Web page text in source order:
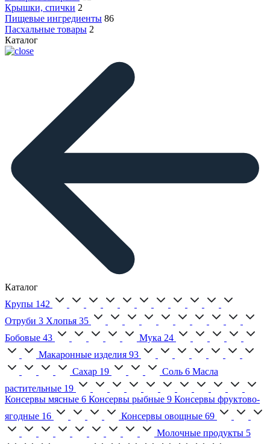
Крышки, спички 2
Пищевые ингредиенты 86
Пасхальные товары 2
Каталог
Каталог
Крупы 142
Отруби 3 Хлопья 35
Бобовые 43 Мука 24
Макаронные изделия 93
Сахар 19 Соль 6 Масла
растительные 19
Консервы мясные 6 Консервы рыбные 9 Консервы фруктово-
ягодные 16 Консервы овощные 69
Молочные продукты 5